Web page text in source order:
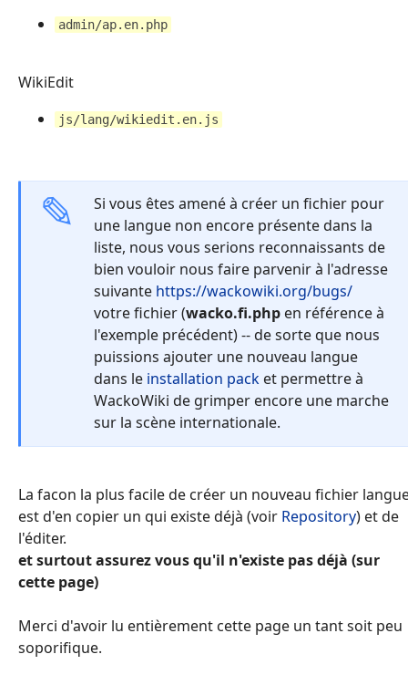
admin/ap.en.php
WikiEdit
js/lang/wikiedit.en.js
Si vous êtes amené à créer un fichier pour
une langue non encore présente dans la
liste, nous vous serions reconnaissants de
bien vouloir nous faire parvenir à l'adresse
suivante https://wackowiki.org/bugs/
votre fichier (wacko.fi.php en référence à
l'exemple précédent) -- de sorte que nous
puissions ajouter une nouveau langue
dans le installation pack et permettre à
WackoWiki de grimper encore une marche
sur la scène internationale.
La facon la plus facile de créer un nouveau fichier
est d'en copier un qui existe déjà (voir Repository) et de
l'éditer.
et surtout assurez vous qu'il n'existe pas déjà (sur
cette page)
Merci d'avoir lu entièrement cette page un tant soit peu
soporifique.